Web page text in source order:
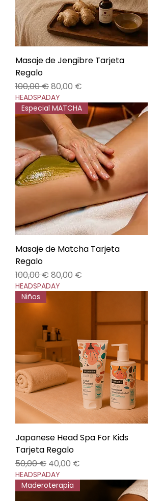
Masaje de Jengibre Tarjeta
Regalo
Precio
100,00 €Precio de oferta
80,00 €
HEADSPADAY
Especial MATCHA
Masaje de Matcha Tarjeta
Regalo
Precio
100,00 €Precio de oferta
80,00 €
HEADSPADAY
Niños
Japanese Head Spa For Kids
Tarjeta Regalo
Precio
50,00 € Precio de oferta
40,00 €
HEADSPADAY
Maderoterapia